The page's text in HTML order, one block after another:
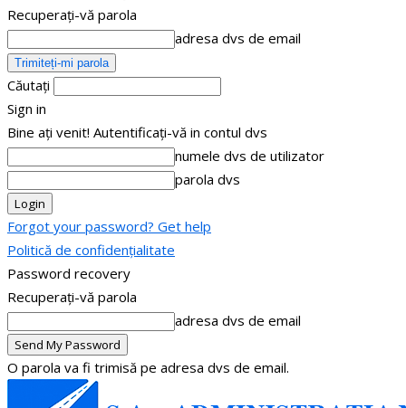
Recuperați-vă parola
adresa dvs de email
Căutați
Sign in
Bine ați venit! Autentificați-vă in contul dvs
numele dvs de utilizator
parola dvs
Forgot your password? Get help
Politică de confidențialitate
Password recovery
Recuperați-vă parola
adresa dvs de email
O parola va fi trimisă pe adresa dvs de email.